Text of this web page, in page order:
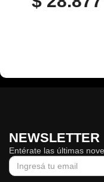
NEWSLETTER
Entérate las últimas